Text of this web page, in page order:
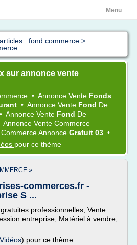
Menu
: fond commerce >
sur annonce vente
• Annonce Vente Fonds
• Annonce Vente Fond De
• Annonce Vente Fond De
Annonce Vente Commerce
Annonce Gratuit 03 •
pour ce thème
»
commerces.fr -
S ...
professionnelles, Vente
entreprise, Matériel à vendre,
) pour ce thème